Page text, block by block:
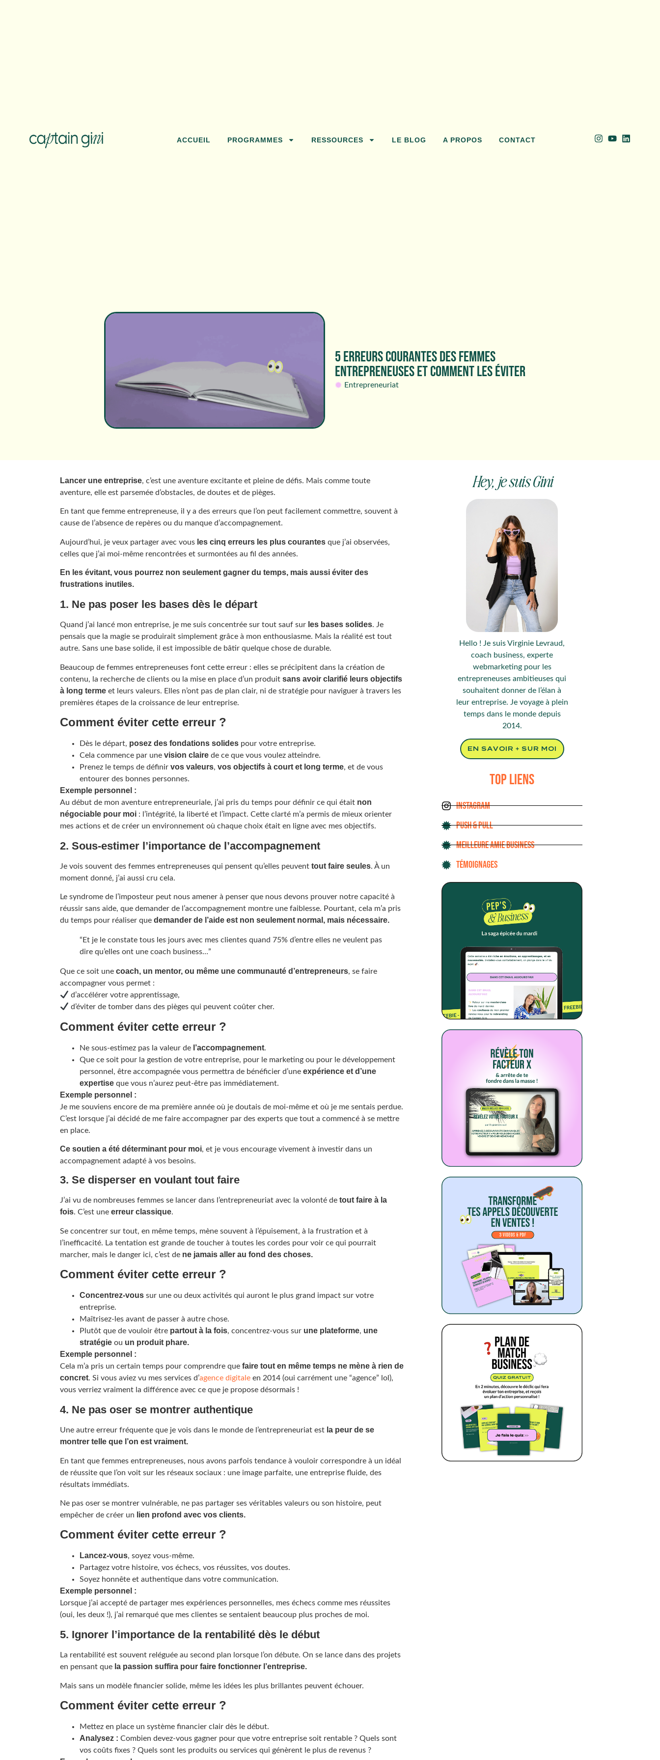
ACCUEIL PROGRAMMES RESSOURCES LE BLOG A PROPOS CONTACT
5 ERREURS COURANTES DES FEMMES
ENTREPRENEUSES ET COMMENT LES ÉVITER
Entrepreneuriat
Lancer une entreprise, c’est une aventure excitante et pleine de défis. Mais comme toute
aventure, elle est parsemée d’obstacles, de doutes et de pièges.
En tant que femme entrepreneuse, il y a des erreurs que l’on peut facilement commettre, souvent à
cause de l’absence de repères ou du manque d’accompagnement.
Aujourd’hui, je veux partager avec vous les cinq erreurs les plus courantes que j’ai observées,
celles que j’ai moi-même rencontrées et surmontées au fil des années.
En les évitant, vous pourrez non seulement gagner du temps, mais aussi éviter des
frustrations inutiles.
1. Ne pas poser les bases dès le départ
Quand j’ai lancé mon entreprise, je me suis concentrée sur tout sauf sur les bases solides. Je
pensais que la magie se produirait simplement grâce à mon enthousiasme. Mais la réalité est tout
autre. Sans une base solide, il est impossible de bâtir quelque chose de durable.
Beaucoup de femmes entrepreneuses font cette erreur : elles se précipitent dans la création de
contenu, la recherche de clients ou la mise en place d’un produit sans avoir clarifié leurs objectifs
à long terme et leurs valeurs. Elles n’ont pas de plan clair, ni de stratégie pour naviguer à travers les
premières étapes de la croissance de leur entreprise.
Comment éviter cette erreur ?
Dès le départ, posez des fondations solides pour votre entreprise.
Cela commence par une vision claire de ce que vous voulez atteindre.
Prenez le temps de définir vos valeurs, vos objectifs à court et long terme, et de vous
entourer des bonnes personnes.
Exemple personnel :
Au début de mon aventure entrepreneuriale, j’ai pris du temps pour définir ce qui était non
négociable pour moi : l’intégrité, la liberté et l’impact. Cette clarté m’a permis de mieux orienter
mes actions et de créer un environnement où chaque choix était en ligne avec mes objectifs.
2. Sous-estimer l’importance de l’accompagnement
Je vois souvent des femmes entrepreneuses qui pensent qu’elles peuvent tout faire seules. À un
moment donné, j’ai aussi cru cela.
Le syndrome de l’imposteur peut nous amener à penser que nous devons prouver notre capacité à
réussir sans aide, que demander de l’accompagnement montre une faiblesse. Pourtant, cela m’a pris
du temps pour réaliser que demander de l’aide est non seulement normal, mais nécessaire.
“Et je le constate tous les jours avec mes clientes quand 75% d’entre elles ne veulent pas
dire qu’elles ont une coach business…”
Que ce soit une coach, un mentor, ou même une communauté d’entrepreneurs, se faire
accompagner vous permet :
d’accélérer votre apprentissage,
d’éviter de tomber dans des pièges qui peuvent coûter cher.
Comment éviter cette erreur ?
Ne sous-estimez pas la valeur de l’accompagnement.
Que ce soit pour la gestion de votre entreprise, pour le marketing ou pour le développement
personnel, être accompagnée vous permettra de bénéficier d’une expérience et d’une
expertise que vous n’aurez peut-être pas immédiatement.
Exemple personnel :
Je me souviens encore de ma première année où je doutais de moi-même et où je me sentais perdue.
C’est lorsque j’ai décidé de me faire accompagner par des experts que tout a commencé à se mettre
en place.
Ce soutien a été déterminant pour moi, et je vous encourage vivement à investir dans un
accompagnement adapté à vos besoins.
3. Se disperser en voulant tout faire
J’ai vu de nombreuses femmes se lancer dans l’entrepreneuriat avec la volonté de tout faire à la
fois. C’est une erreur classique.
Se concentrer sur tout, en même temps, mène souvent à l’épuisement, à la frustration et à
l’inefficacité. La tentation est grande de toucher à toutes les cordes pour voir ce qui pourrait
marcher, mais le danger ici, c’est de ne jamais aller au fond des choses.
Comment éviter cette erreur ?
Concentrez-vous sur une ou deux activités qui auront le plus grand impact sur votre
entreprise.
Maîtrisez-les avant de passer à autre chose.
Plutôt que de vouloir être partout à la fois, concentrez-vous sur une plateforme, une
stratégie ou un produit phare.
Exemple personnel :
Cela m’a pris un certain temps pour comprendre que faire tout en même temps ne mène à rien de
concret. Si vous aviez vu mes services d’agence digitale en 2014 (oui carrément une “agence” lol),
vous verriez vraiment la différence avec ce que je propose désormais !
4. Ne pas oser se montrer authentique
Une autre erreur fréquente que je vois dans le monde de l’entrepreneuriat est la peur de se
montrer telle que l’on est vraiment.
En tant que femmes entrepreneuses, nous avons parfois tendance à vouloir correspondre à un idéal
de réussite que l’on voit sur les réseaux sociaux : une image parfaite, une entreprise fluide, des
résultats immédiats.
Ne pas oser se montrer vulnérable, ne pas partager ses véritables valeurs ou son histoire, peut
empêcher de créer un
lien profond avec vos clients.
Comment éviter cette erreur ?
Lancez-vous, soyez vous-même.
Partagez votre histoire, vos échecs, vos réussites, vos doutes.
Soyez honnête et authentique dans votre communication.
Exemple personnel :
Lorsque j’ai accepté de partager mes expériences personnelles, mes échecs comme mes réussites
(oui, les deux !), j’ai remarqué que mes clientes se sentaient beaucoup plus proches de moi.
5. Ignorer l’importance de la rentabilité dès le début
La rentabilité est souvent reléguée au second plan lorsque l’on débute. On se lance dans des projets
en pensant que la passion suffira pour faire fonctionner l’entreprise.
Mais sans un modèle financier solide, même les idées les plus brillantes peuvent échouer.
Comment éviter cette erreur ?
Mettez en place un système financier clair dès le début.
Analysez : Combien devez-vous gagner pour que votre entreprise soit rentable ? Quels sont
vos coûts fixes ? Quels sont les produits ou services qui génèrent le plus de revenus ?
Hey, je suis Gini
Hello ! Je suis Virginie Levraud,
coach business, experte
webmarketing pour les
entrepreneuses ambitieuses qui
souhaitent donner de l’élan à
leur entreprise. Je voyage à plein
temps dans le monde depuis
2014.
EN SAVOIR + SUR MOI
TOP LIENS
INSTAGRAM
PUSH & PULL
MEILLEURE AMIE BUSINESS
TÉMOIGNAGES